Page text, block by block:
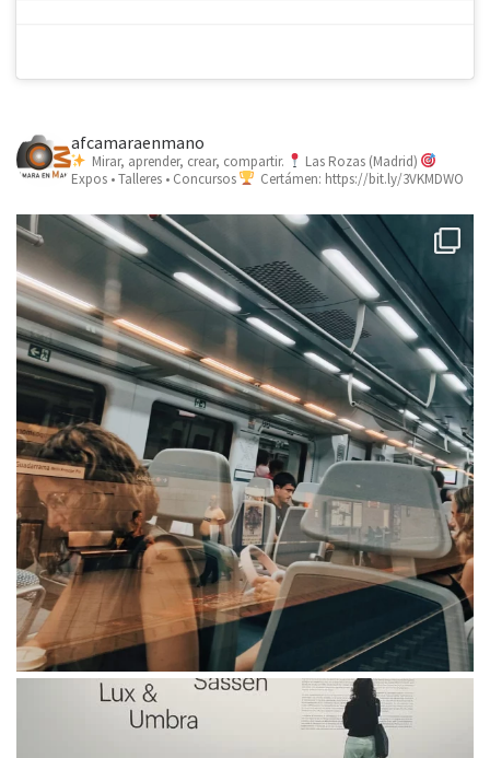
afcamaraenmano
Mirar, aprender, crear, compartir.
Las Rozas (Madrid)
Expos • Talleres • Concursos
Certámen: https://bit.ly/3VKMDWO